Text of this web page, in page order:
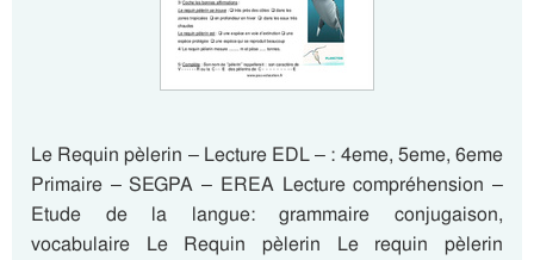
Le Requin pèlerin – Lecture EDL – : 4eme, 5eme, 6eme
Primaire – SEGPA – EREA Lecture compréhension –
Etude de la langue: grammaire conjugaison,
vocabulaire Le Requin pèlerin Le requin pèlerin